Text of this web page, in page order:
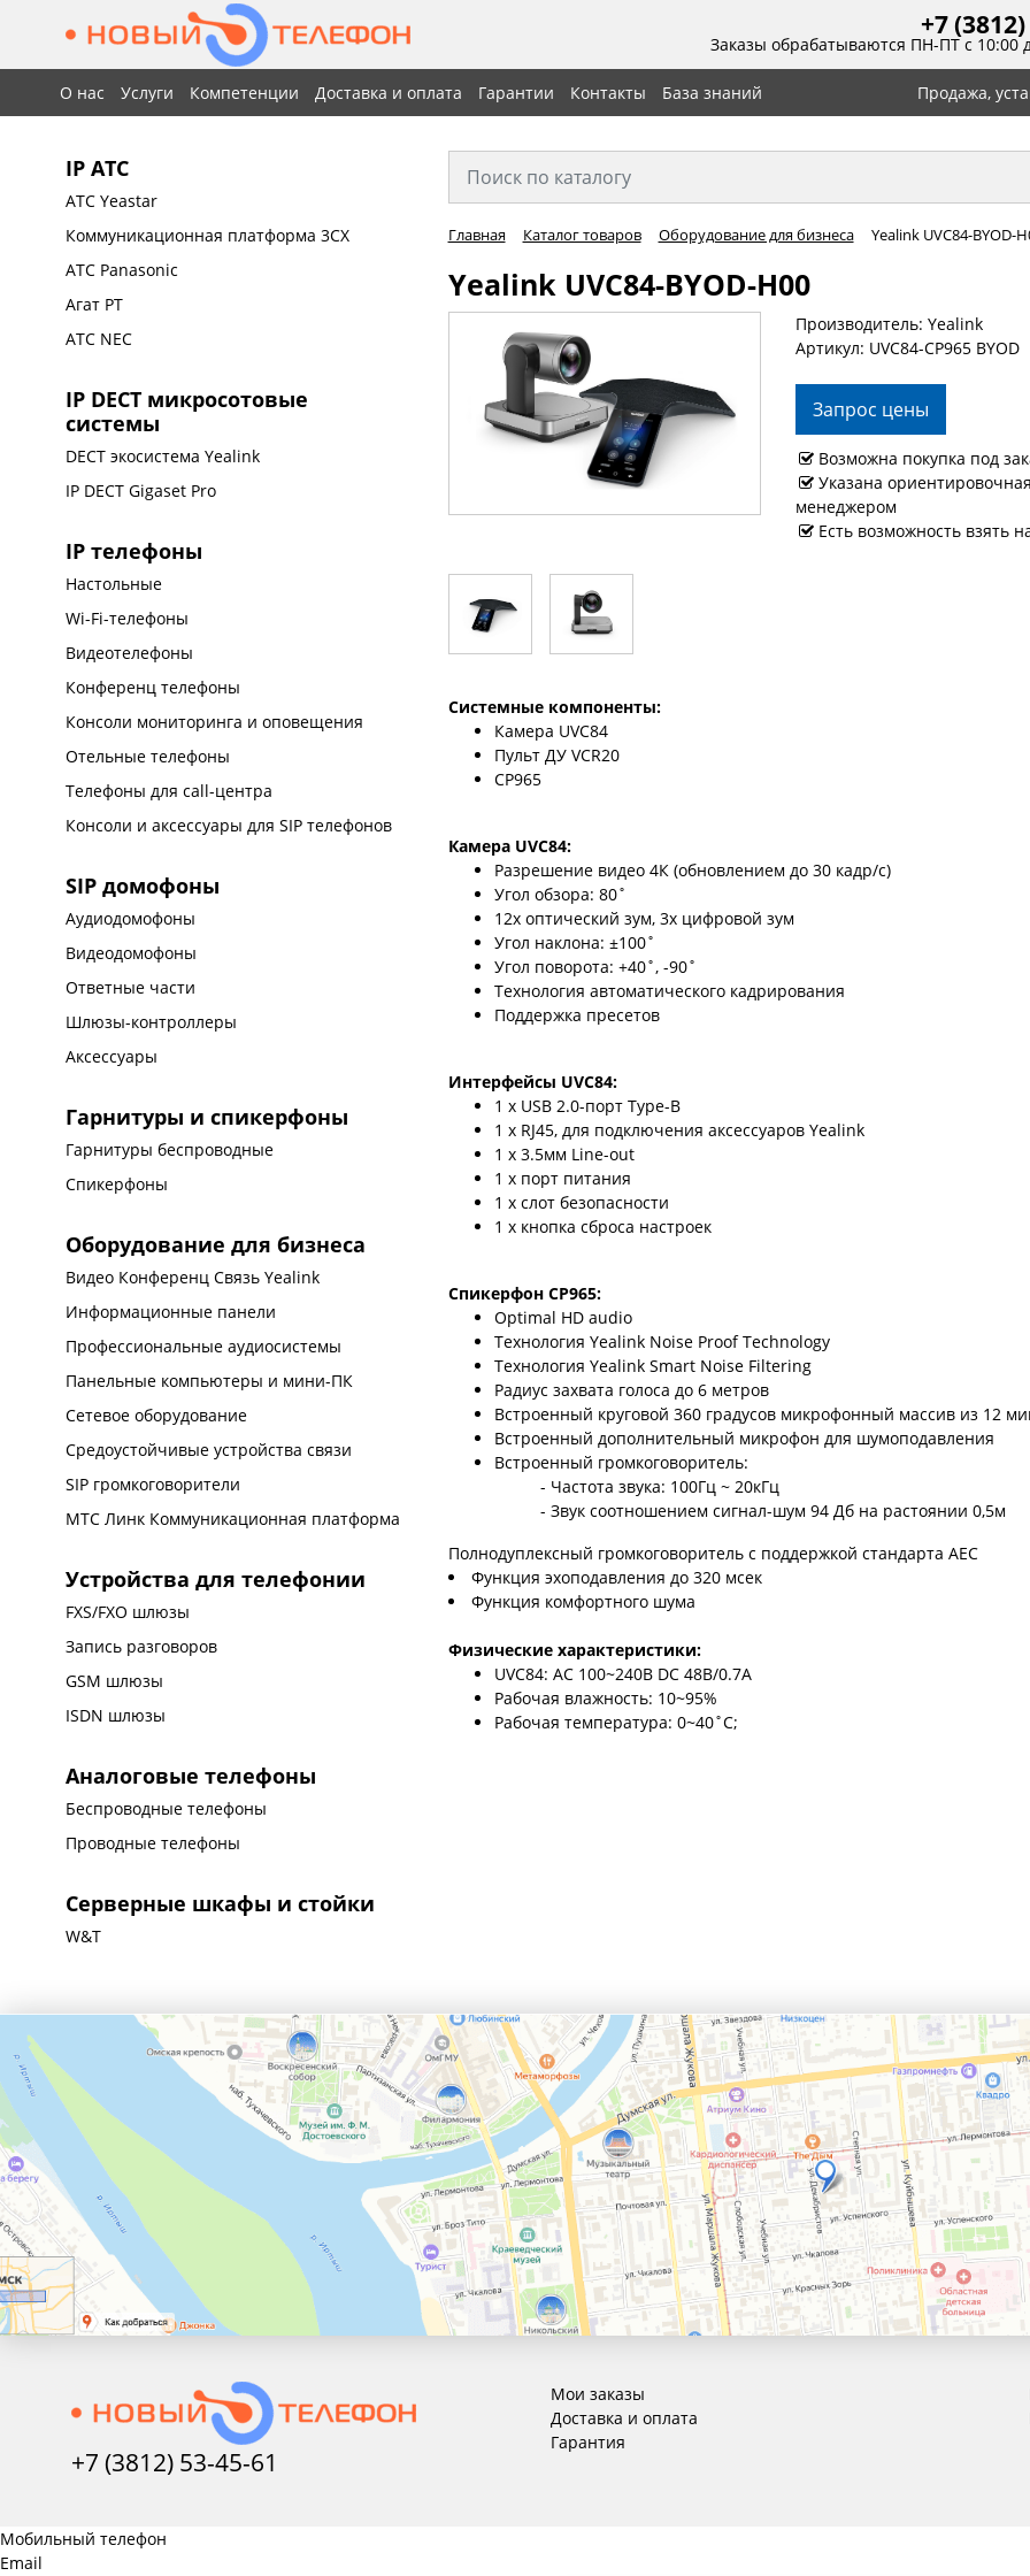
+7
Заказы обрабатываются ПН-ПТ с 10:00
О нас Услуги Компетенции Доставка и оплата Гарантии Контакты База знаний Продажа,
IP АТС
АТС Yeastar
Коммуникационная платформа 3CX
АТС Panasonic
Агат РТ
АТС NEC
IP DECT микросотовые
системы
DECT экосистема Yealink
IP DECT Gigaset Pro
IP телефоны
Настольные
Wi-Fi-телефоны
Видеотелефоны
Конференц телефоны
Консоли мониторинга и оповещения
Отельные телефоны
Телефоны для call-центра
Консоли и аксессуары для SIP телефонов
SIP домофоны
Аудиодомофоны
Видеодомофоны
Ответные части
Шлюзы-контроллеры
Аксессуары
Гарнитуры и спикерфоны
Гарнитуры беспроводные
Спикерфоны
Оборудование для бизнеса
Видео Конференц Связь Yealink
Информационные панели
Профессиональные аудиосистемы
Панельные компьютеры и мини-ПК
Сетевое оборудование
Средоустойчивые устройства связи
SIP громкоговорители
МТС Линк Коммуникационная платформа
Устройства для телефонии
FXS/FXO шлюзы
Запись разговоров
GSM шлюзы
ISDN шлюзы
Аналоговые телефоны
Беспроводные телефоны
Проводные телефоны
Серверные шкафы и стойки
W&T
Главная Каталог товаров Оборудование для бизнеса Yealink UVC84-BYOD-
Yealink UVC84-BYOD-H00
Производитель: Yealink
Артикул: UVC84-CP965 BYOD
Запрос цены
Возможна покупка под
Указана
менеджером
Есть возможность взять
Системные компоненты:
Камера UVC84
Пульт ДУ VCR20
CP965
Камера UVC84:
Разрешение видео 4К (обновлением до 30 кадр/с)
Угол обзора: 80˚
12x оптический зум, 3х цифровой зум
Угол наклона: ±100˚
Угол поворота: +40˚, -90˚
Технология автоматического кадрирования
Поддержка пресетов
Интерфейсы UVC84:
1 х USB 2.0-порт Type-B
1 x RJ45, для подключения аксессуаров Yealink
1 х 3.5мм Line-out
1 х порт питания
1 х слот безопасности
1 х кнопка сброса настроек
Спикерфон CP965:
Optimal HD audio
Технология Yealink Noise Proof Technology
Технология Yealink Smart Noise Filtering
Радиус захвата голоса до 6 метров
Встроенный круговой 360 градусов микрофонный массив из 12
Встроенный дополнительный микрофон для шумоподавления
Встроенный громкоговоритель:
- Частота звука: 100Гц ~ 20кГц
- Звук соотношением сигнал-шум 94 Дб на растоянии 0,5м
Полнодуплексный громкоговоритель с поддержкой стандарта AEC
Функция эхоподавления до 320 мсек
Функция комфортного шума
Физические характеристики:
UVC84: AC 100~240В DC 48В/0.7А
Рабочая влажность: 10~95%
Рабочая температура: 0~40˚C;
+7 (3812) 53-45-61
Мои заказы
Доставка и оплата
Гарантия
Мобильный телефон
Email